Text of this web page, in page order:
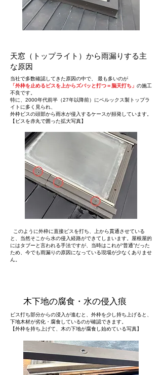
天窓（トップライト）から雨漏りする主
な原因
当社で多数確認してきた原因の中で、 最も多いのが
「外枠を止めるビスを上からズバッと打つ＝脳天打ち」 の施工
不良です。
特に、2000年代前半（27年以降前）にベルックス製トップラ
イトに多く見られ、
外枠ビスの頭部から雨水が侵入するケースが頻発しています。
【ビスを赤丸で囲った拡大写真】
このように外枠に直接ビスを打ち、上から貫通させている
と、当然そこから水の侵入経路ができてしまいます。屋根屋的
にはタブーと言われる手法ですが、当時はこれが“普通”だった
ため、今でも雨漏りの原因になっている現場が少なくありませ
ん。
木下地の腐食・水の侵入痕
ビス打ち部分からの浸入が進むと、外枠を少し持ち上げると、
下地木材が劣化・腐食しているのが確認できます。
【外枠を持ち上げて、木の下地が腐食し始めている写真】